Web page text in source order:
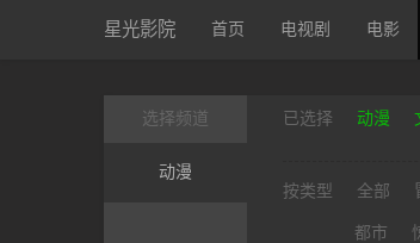
星光影院 首页 电视剧 电影
选择频道
动漫
已选择 动漫
按类型 全部
都市